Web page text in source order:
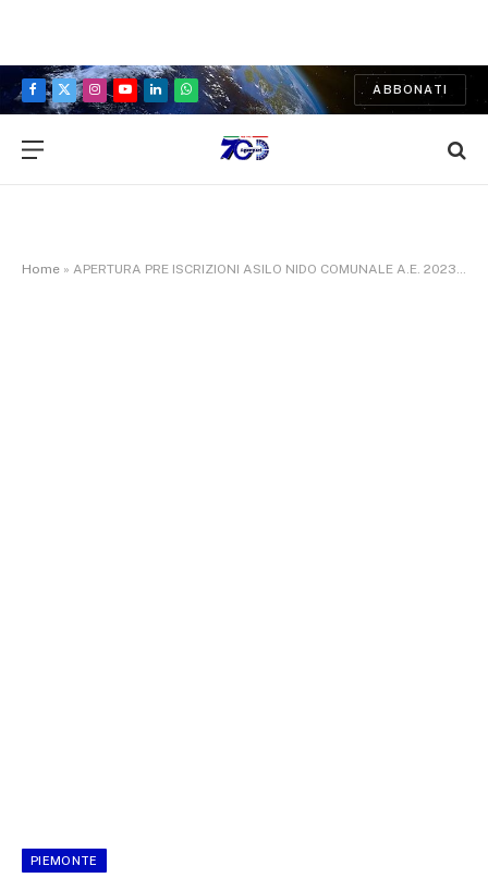
Facebook
X
Instagram
YouTubeLinkedInWhatsApp
ABBONATI
Home » APERTURA PRE ISCRIZIONI ASILO NIDO COMUNALE A.E. 2023/2024
PIEMONTE